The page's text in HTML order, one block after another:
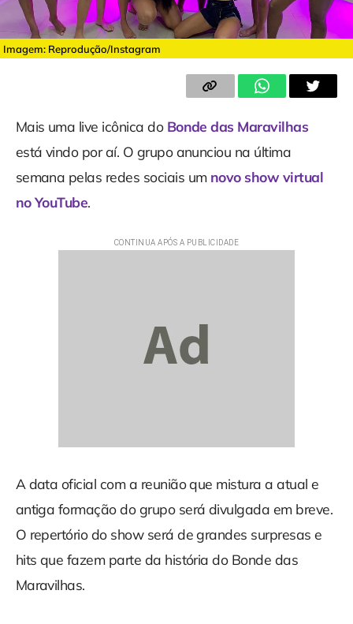
Imagem: Reprodução/Instagram
Mais uma live icônica do Bonde das Maravilhas
está vindo por aí. O grupo anunciou na última
semana pelas redes sociais um novo show virtual
no YouTube.
A data oficial com a reunião que mistura a atual e
antiga formação do grupo será divulgada em breve.
O repertório do show será de grandes surpresas e
hits que fazem parte da história do Bonde das
Maravilhas.